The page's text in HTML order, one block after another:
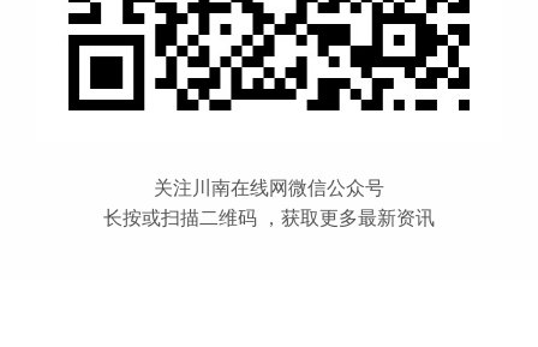
关注川南在线网微信公众号
长按或扫描二维码 ，获取更多最新资讯